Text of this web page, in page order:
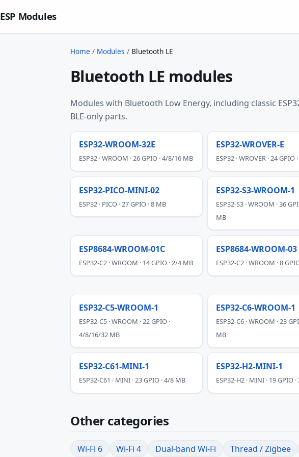
ESP Modules
Home / Modules / Bluetooth LE
Bluetooth LE modules
Modules with Bluetooth Low Energy, including classic
BLE-only parts.
ESP32-WROOM-32E
ESP32 · WROOM · 26 GPIO · 4/8/16 MB
ESP32-WROVER-E
ESP32 · WROVER · 24
ESP32-PICO-MINI-02
ESP32 · PICO · 27 GPIO · 8 MB
ESP32-S3-WROOM-1
ESP32-S3 · WROOM · 36
MB
ESP8684-WROOM-01C
ESP32-C2 · WROOM · 14 GPIO · 2/4 MB
ESP8684-WROOM-03
ESP32-C2 · WROOM · 8
ESP32-C5-WROOM-1
ESP32-C5 · WROOM · 22 GPIO ·
4/8/16/32 MB
ESP32-C6-WROOM-1
ESP32-C6 · WROOM · 23
MB
ESP32-C61-MINI-1
ESP32-C61 · MINI · 23 GPIO · 4/8 MB
ESP32-H2-MINI-1
ESP32-H2 · MINI · 19 GPIO
Other categories
Wi-Fi 6 Wi-Fi 4 Dual-band Wi-Fi Thread / Zigbee